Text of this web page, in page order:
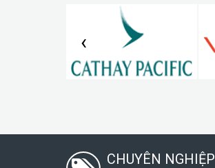
‹
CHUYÊN NGHIỆP